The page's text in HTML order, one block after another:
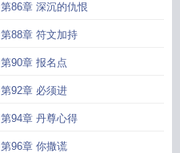
第86章 深沉的仇恨
第88章 符文加持
第90章 报名点
第92章 必须进
第94章 丹尊心得
第96章 你撒谎